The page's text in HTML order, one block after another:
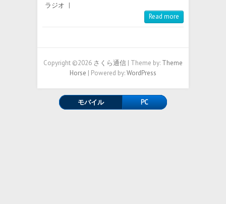
ラジオ |
Read more
Copyright ©2026 さくら通信 | Theme by: Theme
Horse | Powered by:WordPress
モバイル PC